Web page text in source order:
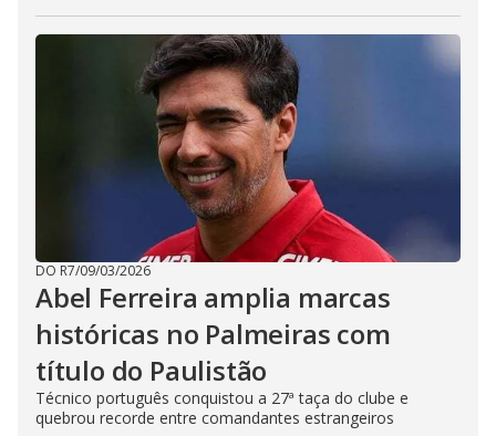
DO R7/09/03/2026
Abel Ferreira amplia marcas
históricas no Palmeiras com
título do Paulistão
Técnico português conquistou a 27ª taça do clube e
quebrou recorde entre comandantes estrangeiros